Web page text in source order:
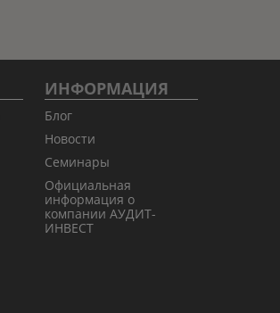
ИНФОРМАЦИЯ
Блог
Новости
Семинары
Официальная
информация о
компании АУДИТ-
ИНВЕСТ